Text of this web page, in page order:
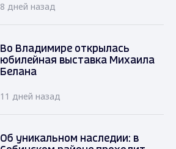
8 дней назад
Во Владимире открылась
юбилейная выставка Михаила
Белана
11 дней назад
Об уникальном наследии: в